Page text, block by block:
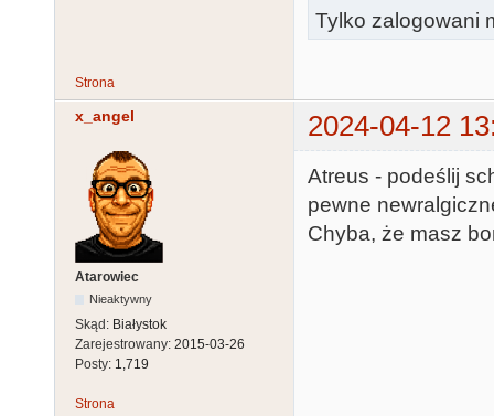
Tylko zalogowani
Strona
x_angel 2024-04-12
Atarowiec
Nieaktywny
Skąd: Białystok
Zarejestrowany: 2015-03-26
Posty: 1,719
Atreus - podeślij
pewne
Chyba, że masz
Strona